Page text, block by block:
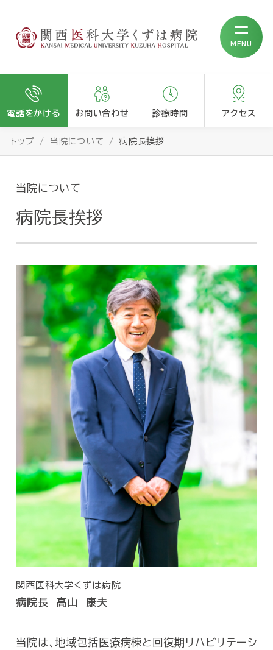
MENU
電話をかける お問い合わせ 診療時間 アクセス
トップ 当院について 病院長挨拶
当院について
病院長挨拶
関西医科大学くずは病院
病院長 高山 康夫
当院は、地域包括医療病棟と回復期リハビリテーシ